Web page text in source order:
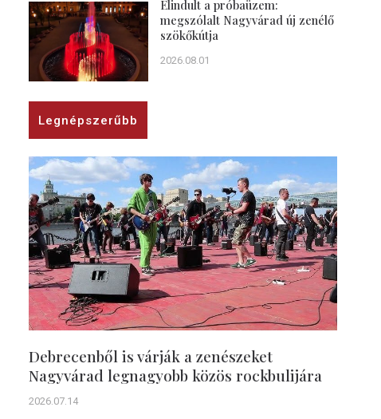
Elindult a próbaüzem:
megszólalt Nagyvárad új zenélő
szökőkútja
2026.08.01
Legnépszerűbb
Debrecenből is várják a zenészeket
Nagyvárad legnagyobb közös rockbulijára
2026.07.14